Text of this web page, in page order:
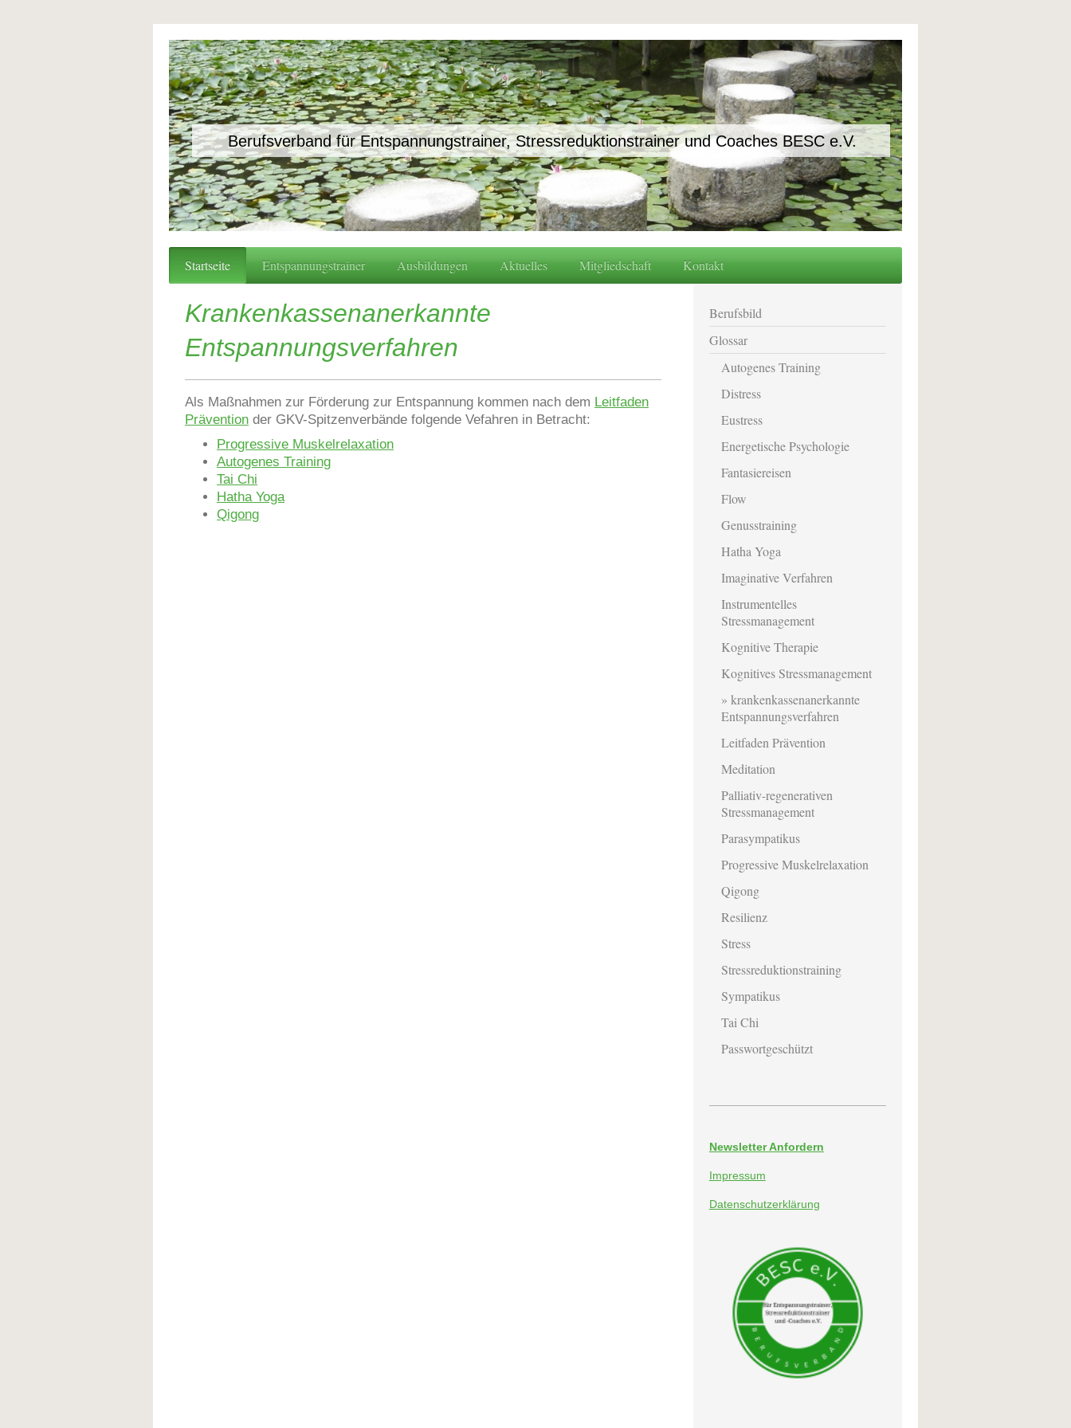
Berufsverband für Entspannungstrainer, Stressreduktionstrainer und Coaches BESC e.V.
Startseite Entspannungstrainer Ausbildungen Aktuelles Mitgliedschaft Kontakt
Krankenkassenanerkannte
Entspannungsverfahren
Als Maßnahmen zur Förderung zur Entspannung kommen nach dem Leitfaden
Prävention der GKV-Spitzenverbände folgende Vefahren in Betracht:
Progressive Muskelrelaxation
Autogenes Training
Tai Chi
Hatha Yoga
Qigong
Berufsbild
Glossar
Autogenes Training
Distress
Eustress
Energetische Psychologie
Fantasiereisen
Flow
Genusstraining
Hatha Yoga
Imaginative Verfahren
Instrumentelles
Stressmanagement
Kognitive Therapie
Kognitives Stressmanagement
krankenkassenanerkannte
Entspannungsverfahren
Leitfaden Prävention
Meditation
Palliativ-regenerativen
Stressmanagement
Parasympatikus
Progressive Muskelrelaxation
Qigong
Resilienz
Stress
Stressreduktionstraining
Sympatikus
Tai Chi
Passwortgeschützt
Newsletter Anfordern
Impressum
Datenschutzerklärung